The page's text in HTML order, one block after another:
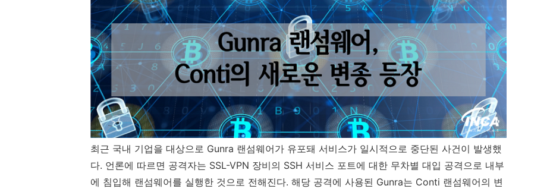
최근 국내 기업을 대상으로 Gunra 랜섬웨어가 유포돼 서비스가 일시적으로 중단된 사건이 발생했
다. 언론에 따르면 공격자는 SSL-VPN 장비의 SSH 서비스 포트에 대한 무차별 대입 공격으로 내부
에 침입해 랜섬웨어를 실행한 것으로 전해진다. 해당 공격에 사용된 Gunra는 Conti 랜섬웨어의 변